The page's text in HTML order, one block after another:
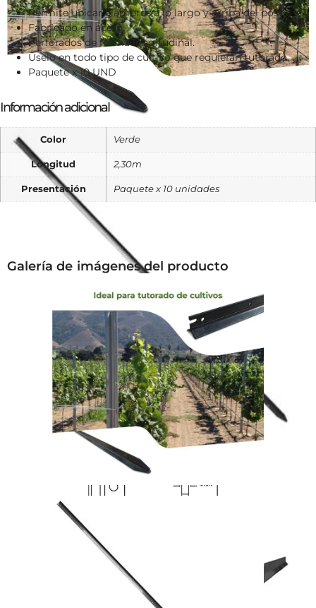
Permite ubicar alambres a lo largo y arriba del poste.
Fabricado en acero.
Perforados de forma longitudinal.
Úselo en todo tipo de cultivo que requieran tutorado.
Paquete x 10 UND
Información adicional
Color Verde
Longitud 2,30m
Presentación Paquete x 10 unidades
Galería de imágenes del producto